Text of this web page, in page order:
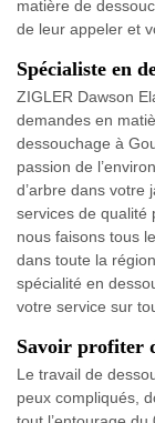
matière de
de leur appeler et
Spécialiste en
ZIGLER Dawson
demandes en
dessouchage à
passion de
d’arbre dans votre
services de qualité
nous faisons tous
dans toute la
spécialité en
votre service sur
Savoir profiter
Le travail de
peux compliqués,